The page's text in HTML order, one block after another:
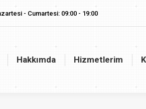
- Cumartesi: 09:00 - 19:00
Hakkımda Hizmetlerim